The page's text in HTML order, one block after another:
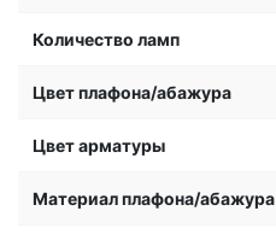
Количество ламп
Цвет плафона/абажура
Цвет арматуры
Материал плафона/абажура